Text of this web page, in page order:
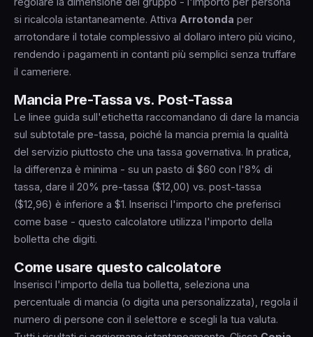
si ricalcola istantaneamente. Attiva Arrotonda per
arrotondare il totale complessivo al dollaro intero più vicino,
rendendo i pagamenti in contanti più semplici senza truffare
il cameriere.
Mancia Pre-Tassa vs. Post-Tassa
Le linee guida sull'etichetta raccomandano di dare la mancia
sul subtotale pre-tassa, poiché la mancia premia la qualità
del servizio piuttosto che una tassa governativa. In pratica,
la differenza è minima - su un pasto di $60 con l'8% di
tassa, dare il 20% pre-tassa ($12,00) vs. post-tassa
($12,96) è inferiore a $1. Inserisci l'importo che preferisci
come base - questo calcolatore utilizza l'importo della
bolletta che digiti.
Come usare questo calcolatore
Inserisci l'importo della tua bolletta, seleziona una
percentuale di mancia (o digita una personalizzata), regola il
numero di persone con il selettore e scegli la tua valuta.